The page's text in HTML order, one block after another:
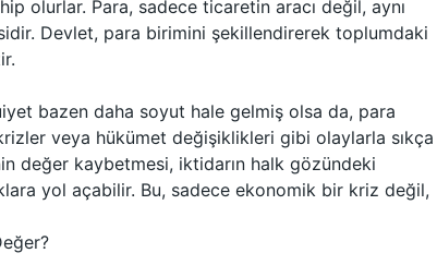
olurlar. Para, sadece ticaretin aracı değil, aynı
Devlet, para birimini şekillendirerek toplumdaki
bazen daha soyut hale gelmiş olsa da, para
veya hükümet değişiklikleri gibi olaylarla sıkça
değer kaybetmesi, iktidarın halk gözündeki
yol açabilir. Bu, sadece ekonomik bir kriz değil,